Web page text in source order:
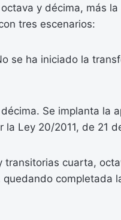
y décima, más
tres escenarios:
se ha iniciado la
Se implanta la
la Ley 20/2011, de 21
transitorias cuarta,
completada